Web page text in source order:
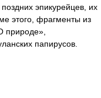
эпикурейцев, их
этого, фрагменты из
природе»,
папирусов.